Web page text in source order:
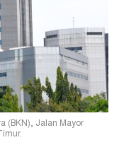
(BKN), Jalan Mayor